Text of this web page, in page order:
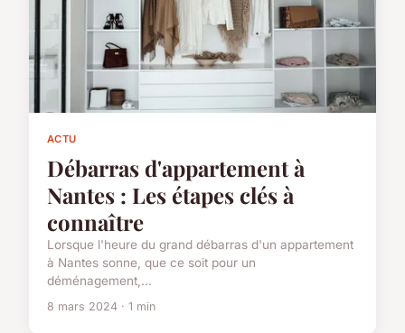
ACTU
Débarras d'appartement à
Nantes : Les étapes clés à
connaître
Lorsque l'heure du grand débarras d'un appartement
à Nantes sonne, que ce soit pour un
déménagement,...
8 mars 2024 · 1 min